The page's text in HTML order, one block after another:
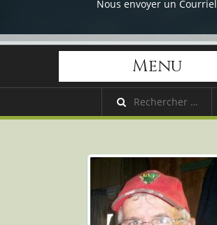
Nous envoyer un Courriel
Menu